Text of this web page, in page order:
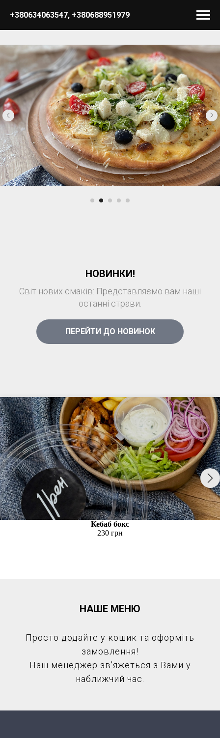
+380634063547, +380688951979
НОВИНКИ!
Світ нових смаків: Представляємо вам наші
останні страви.
ПЕРЕЙТИ ДО НОВИНОК
Кебаб бокс
230 грн
НАШЕ МЕНЮ
Просто додайте у кошик та оформіть
замовлення!
Наш менеджер зв'яжеться з Вами у
наближчий час.